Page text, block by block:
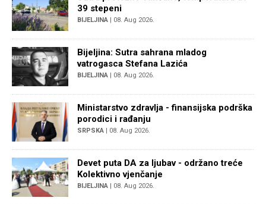
39 stepeni
BIJELJINA | 08. Aug 2026.
Bijeljina: Sutra sahrana mladog
vatrogasca Stefana Lazića
BIJELJINA | 08. Aug 2026.
Ministarstvo zdravlja - finansijska podrška
porodici i rađanju
SRPSKA | 08. Aug 2026.
Devet puta DA za ljubav - održano treće
Kolektivno vjenčanje
BIJELJINA | 08. Aug 2026.